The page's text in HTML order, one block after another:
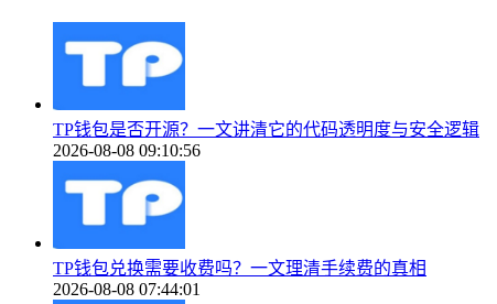
TP钱包是否开源？一文讲清它的代码透明度与安全逻辑
2026-08-08 09:10:56
TP钱包兑换需要收费吗？一文理清手续费的真相
2026-08-08 07:44:01